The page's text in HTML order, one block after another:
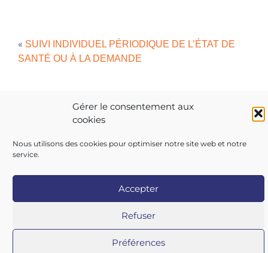
Gérer le consentement aux
cookies
Nous utilisons des cookies pour optimiser notre site web et notre
service.
Accepter
Refuser
Préférences
« SUIVI INDIVIDUEL PÉRIODIQUE DE L’ÉTAT DE
SANTÉ OU À LA DEMANDE
VISITE DE PRÉ-REPRISE ET DE REPRISE
Copyright 2026 AIST 84 |Politique de confidentialité|
Contactez-nous|